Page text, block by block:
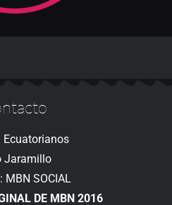
Ecuatorianos
Jaramillo
MBN SOCIAL
DE MBN 2016